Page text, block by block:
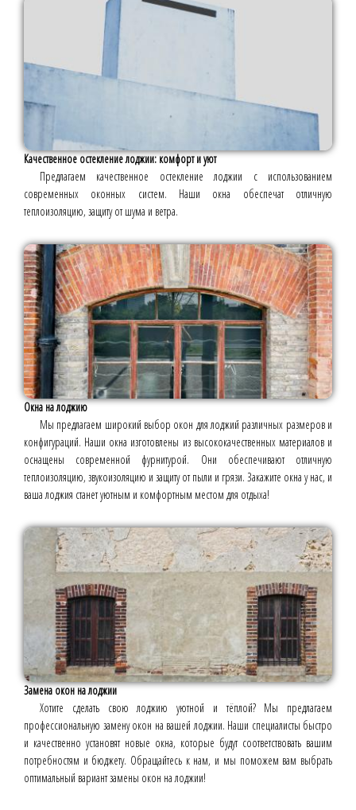
Качественное остекление лоджии: комфорт и уют
Предлагаем качественное остекление лоджии с использованием
современных оконных систем. Наши окна обеспечат отличную
теплоизоляцию, защиту от шума и ветра.
Окна на лоджию
Мы предлагаем широкий выбор окон для лоджий различных размеров и
конфигураций. Наши окна изготовлены из высококачественных материалов и
оснащены современной фурнитурой. Они обеспечивают отличную
теплоизоляцию, звукоизоляцию и защиту от пыли и грязи. Закажите окна у нас, и
ваша лоджия станет уютным и комфортным местом для отдыха!
Замена окон на лоджии
Хотите сделать свою лоджию уютной и тёплой? Мы предлагаем
профессиональную замену окон на вашей лоджии. Наши специалисты быстро
и качественно установят новые окна, которые будут соответствовать вашим
потребностям и бюджету. Обращайтесь к нам, и мы поможем вам выбрать
оптимальный вариант замены окон на лоджии!